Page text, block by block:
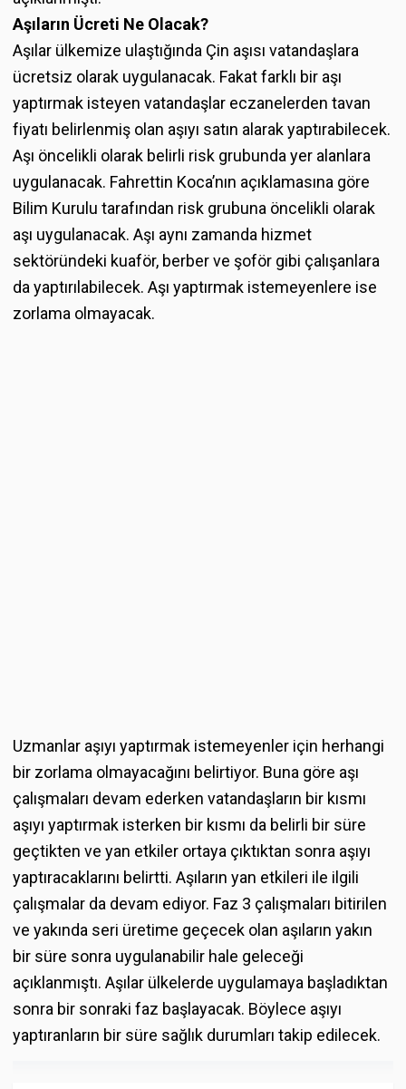
Aşıların Ücreti Ne Olacak?
Aşılar ülkemize ulaştığında Çin aşısı vatandaşlara
ücretsiz olarak uygulanacak. Fakat farklı bir aşı
yaptırmak isteyen vatandaşlar eczanelerden tavan
fiyatı belirlenmiş olan aşıyı satın alarak yaptırabilecek.
Aşı öncelikli olarak belirli risk grubunda yer alanlara
uygulanacak. Fahrettin Koca’nın açıklamasına göre
Bilim Kurulu tarafından risk grubuna öncelikli olarak
aşı uygulanacak. Aşı aynı zamanda hizmet
sektöründeki kuaför, berber ve şoför gibi çalışanlara
da yaptırılabilecek. Aşı yaptırmak istemeyenlere ise
zorlama olmayacak.
Uzmanlar aşıyı yaptırmak istemeyenler için herhangi
bir zorlama olmayacağını belirtiyor. Buna göre aşı
çalışmaları devam ederken vatandaşların bir kısmı
aşıyı yaptırmak isterken bir kısmı da belirli bir süre
geçtikten ve yan etkiler ortaya çıktıktan sonra aşıyı
yaptıracaklarını belirtti. Aşıların yan etkileri ile ilgili
çalışmalar da devam ediyor. Faz 3 çalışmaları bitirilen
ve yakında seri üretime geçecek olan aşıların yakın
bir süre sonra uygulanabilir hale geleceği
açıklanmıştı. Aşılar ülkelerde uygulamaya başladıktan
sonra bir sonraki faz başlayacak. Böylece aşıyı
yaptıranların bir süre sağlık durumları takip edilecek.